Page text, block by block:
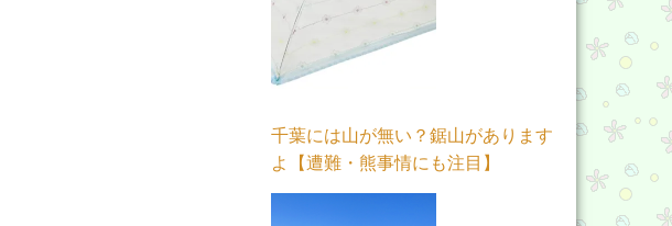
千葉には山が無い？鋸山があります
よ【遭難・熊事情にも注目】